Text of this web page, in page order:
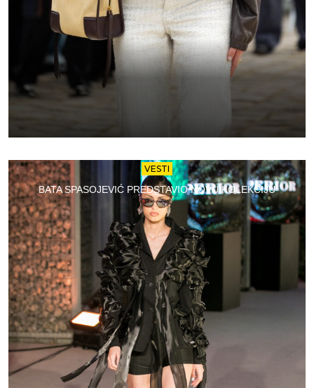
VESTI
BATA SPASOJEVIĆ PREDSTAVIO NOVU KOLEKCIJU